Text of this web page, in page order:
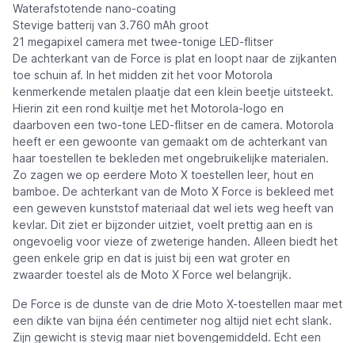
Waterafstotende nano-coating
Stevige batterij van 3.760 mAh groot
21 megapixel camera met twee-tonige LED-flitser
De achterkant van de Force is plat en loopt naar de zijkanten
toe schuin af. In het midden zit het voor Motorola
kenmerkende metalen plaatje dat een klein beetje uitsteekt.
Hierin zit een rond kuiltje met het Motorola-logo en
daarboven een two-tone LED-flitser en de camera. Motorola
heeft er een gewoonte van gemaakt om de achterkant van
haar toestellen te bekleden met ongebruikelijke materialen.
Zo zagen we op eerdere Moto X toestellen leer, hout en
bamboe. De achterkant van de Moto X Force is bekleed met
een geweven kunststof materiaal dat wel iets weg heeft van
kevlar. Dit ziet er bijzonder uitziet, voelt prettig aan en is
ongevoelig voor vieze of zweterige handen. Alleen biedt het
geen enkele grip en dat is juist bij een wat groter en
zwaarder toestel als de Moto X Force wel belangrijk.
De Force is de dunste van de drie Moto X-toestellen maar met
een dikte van bijna één centimeter nog altijd niet echt slank.
Zijn gewicht is stevig maar niet bovengemiddeld. Echt een